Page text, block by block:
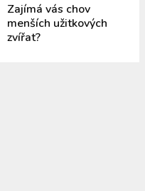
Zajímá vás chov
menších užitkových
zvířat?